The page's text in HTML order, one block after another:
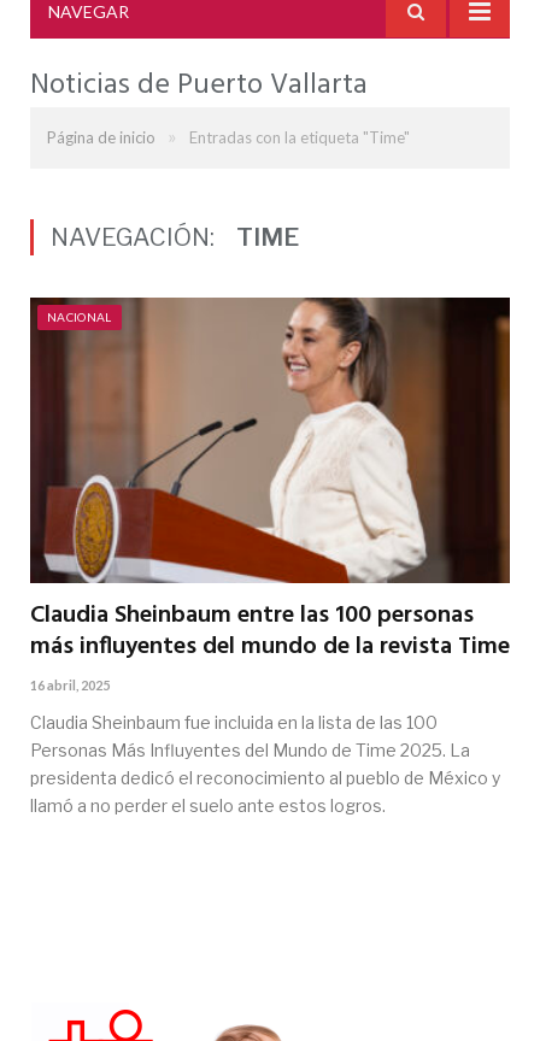
NAVEGAR
Noticias de Puerto Vallarta
Página de inicio » Entradas con la etiqueta "Time"
NAVEGACIÓN: TIME
NACIONAL
Claudia Sheinbaum entre las 100 personas
más influyentes del mundo de la revista Time
16 abril, 2025
Claudia Sheinbaum fue incluida en la lista de las 100
Personas Más Influyentes del Mundo de Time 2025. La
presidenta dedicó el reconocimiento al pueblo de México y
llamó a no perder el suelo ante estos logros.